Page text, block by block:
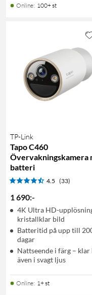
Online: 100+ st
TP-Link
Tapo C460
Övervakningskamera
batteri
4.5 (33)
1 690:-
4K Ultra HD-
kristallklar bild
Batteritid på upp till
dagar
Nattseende i färg – klar
även i svagt ljus
Online: 1+ st